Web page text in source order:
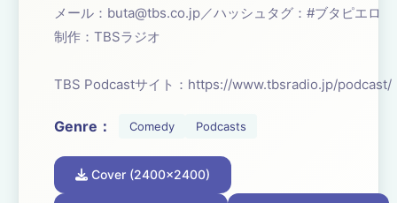
メール： buta@tbs.co.jp／ハッシュタグ：#ブタピエロ
制作：TBSラジオ
TBS Podcastサイト：https://www.tbsradio.jp/podcast/
Genre： Comedy Podcasts
Cover (2400x2400)